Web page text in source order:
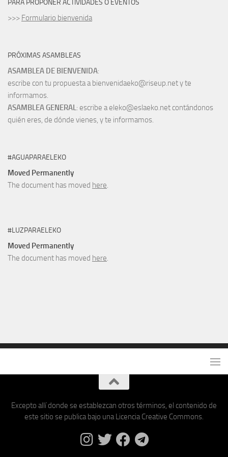
PARA PROPONER ACTIVIDADES O EVENTOS
>>> Formulario bienvenida
PRÓXIMAS ASAMBLEAS
ASAMBLEA DE BIENVENIDA:
escribe con tu propuesta a bienvenidaeko@riseup.net y te
informamos.
ASAMBLEA GENERAL: escribe a eleko@eslaeko.net contándonos
quién eres, de dónde vienes, y te informamos.
#AGUAPARAELEKO
Moved Permanently
The document has moved here.
#LUZPARAELEKO
Moved Permanently
The document has moved here.
Excepto allí donde se establezcan otros términos, el contenido de
este sitio se publica bajo una Licencia Creative Commons.